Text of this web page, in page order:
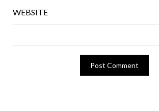
WEBSITE